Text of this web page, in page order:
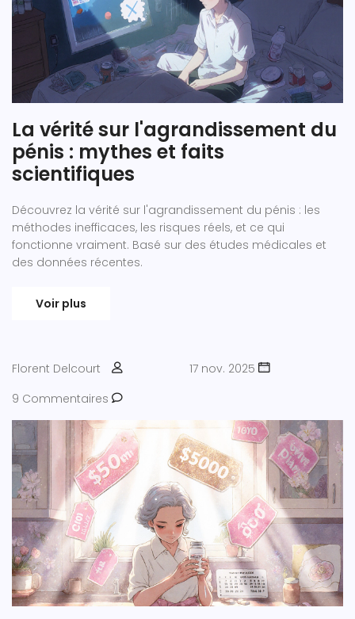
La vérité sur l'agrandissement du
pénis : mythes et faits
scientifiques
Découvrez la vérité sur l'agrandissement du pénis : les
méthodes inefficaces, les risques réels, et ce qui
fonctionne vraiment. Basé sur des études médicales et
des données récentes.
Voir plus
Florent Delcourt
17 nov. 2025
9 Commentaires